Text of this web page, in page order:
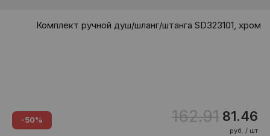
Комплект ручной душ/шланг/штанга SD323101, хром
-50% 162.91 81.46
руб. / шт